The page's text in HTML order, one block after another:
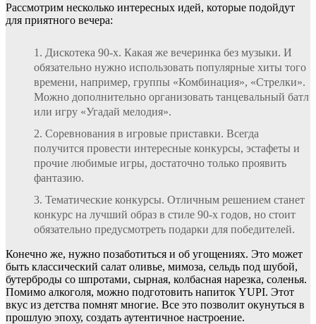
Рассмотрим несколько интересных идей, которые подойдут
для приятного вечера:
Дискотека 90-х. Какая же вечеринка без музыки. И
обязательно нужно использовать популярные хиты того
времени, например, группы «Комбинация», «Стрелки».
Можно дополнительно организовать танцевальный батл
или игру «Угадай мелодия».
Соревнования в игровые приставки. Всегда
получится провести интересные конкурсы, эстафеты и
прочие любимые игры, достаточно только проявить
фантазию.
Тематические конкурсы. Отличным решением станет
конкурс на лучший образ в стиле 90-х годов, но стоит
обязательно предусмотреть подарки для победителей.
Конечно же, нужно позаботиться и об угощениях. Это может
быть классический салат оливье, мимоза, сельдь под шубой,
бутерброды со шпротами, сырная, колбасная нарезка, соленья.
Помимо алкоголя, можно подготовить напиток YUPI. Этот
вкус из детства помнят многие. Все это позволит окунуться в
прошлую эпоху, создать аутентичное настроение.